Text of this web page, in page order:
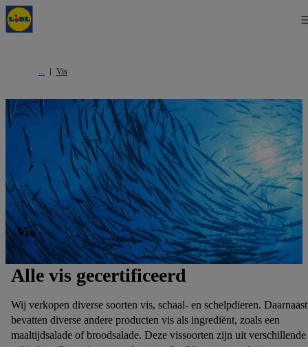
Vis
Vis
Alle vis gecertificeerd
Wij verkopen diverse soorten vis, schaal- en schelpdieren. Daarnaast
bevatten diverse andere producten vis als ingrediënt, zoals een
maaltijdsalade of broodsalade. Deze vissoorten zijn uit verschillende